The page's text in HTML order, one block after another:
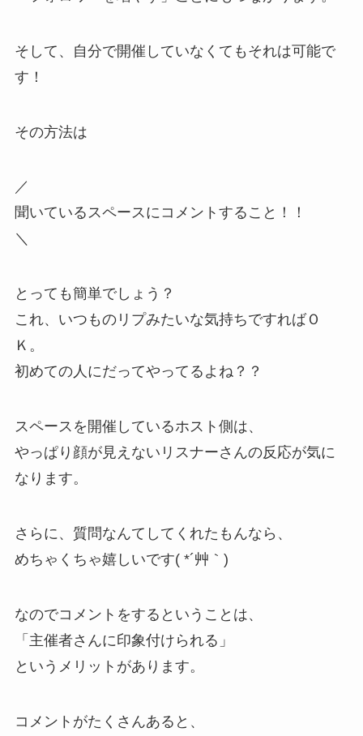
そして、自分で開催していなくてもそれは可能で
す！
その方法は
／
聞いているスペースにコメントすること！！
＼
とっても簡単でしょう？
これ、いつものリプみたいな気持ちですればＯ
Ｋ。
初めての人にだってやってるよね？？
スペースを開催しているホスト側は、
やっぱり顔が見えないリスナーさんの反応が気に
なります。
さらに、質問なんてしてくれたもんなら、
めちゃくちゃ嬉しいです( *´艸｀)
なのでコメントをするということは、
「主催者さんに印象付けられる」
というメリットがあります。
コメントがたくさんあると、